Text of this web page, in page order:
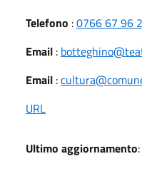
Telefono :0766 67 96
Email :
Email :
URL
Ultimo aggiornamento